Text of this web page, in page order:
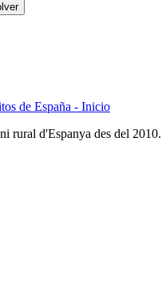
de España - Inicio
rural d'Espanya des del 2010.